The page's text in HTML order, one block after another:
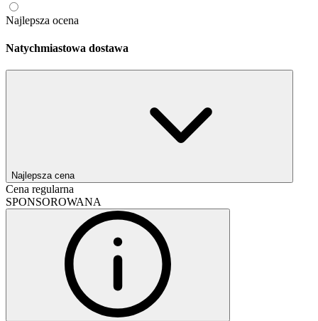
Najlepsza ocena
Natychmiastowa dostawa
Najlepsza cena
Cena regularna
SPONSOROWANA